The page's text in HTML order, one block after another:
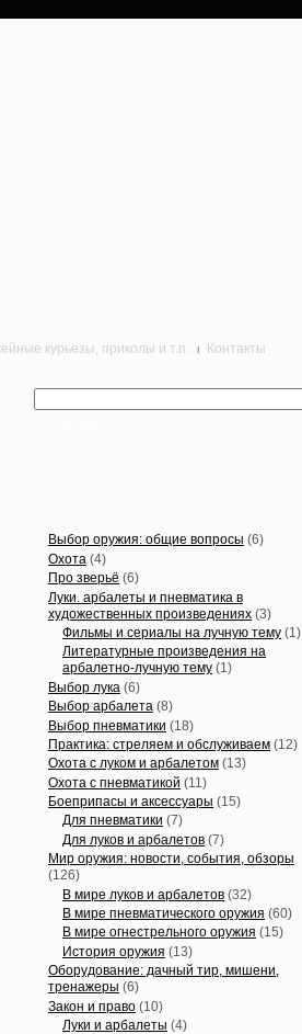
курьезы, приколы и т.п. Контакты
Выбор оружия: общие вопросы (6)
Охота (4)
Про зверьё (6)
Луки. арбалеты и пневматика в
художественных произведениях (3)
Фильмы и сериалы на лучную тему (1)
Литературные произведения на
арбалетно-лучную тему (1)
Выбор лука (6)
Выбор арбалета (8)
Выбор пневматики (18)
Практика: стреляем и обслуживаем (12)
Охота с луком и арбалетом (13)
Охота с пневматикой (11)
Боеприпасы и аксессуары (15)
Для пневматики (7)
Для луков и арбалетов (7)
Мир оружия: новости, события, обзоры
(126)
В мире луков и арбалетов (32)
В мире пневматического оружия (60)
В мире огнестрельного оружия (15)
История оружия (13)
Оборудование: дачный тир, мишени,
тренажеры (6)
Закон и право (10)
Луки и арбалеты (4)